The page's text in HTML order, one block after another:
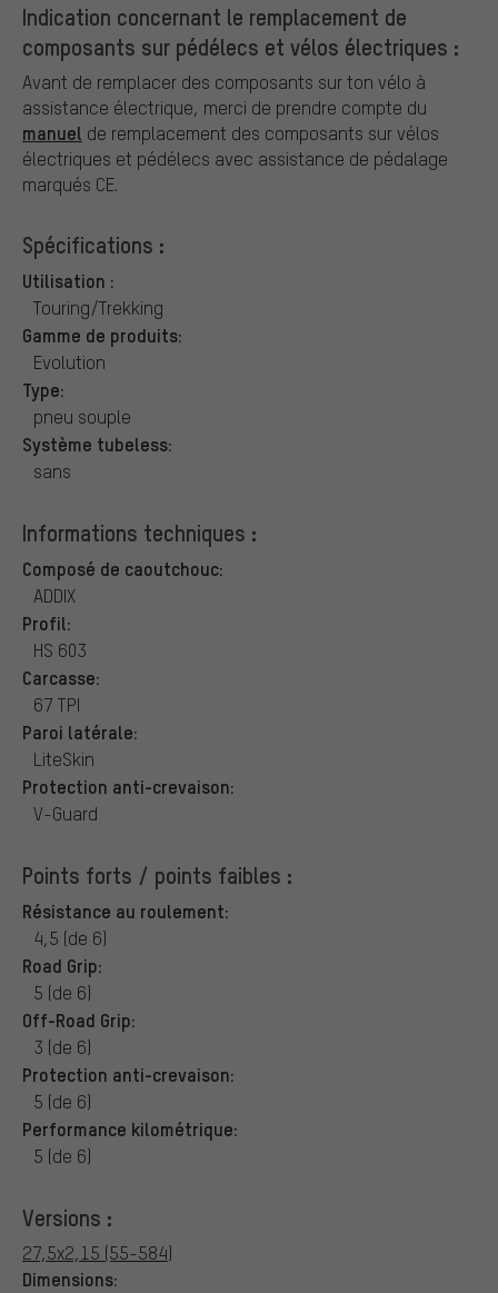
Indication concernant le remplacement de
composants sur pédélecs et vélos électriques :
Avant de remplacer des composants sur ton vélo à
assistance électrique, merci de prendre compte du
manuel de remplacement des composants sur vélos
électriques et pédélecs avec assistance de pédalage
marqués CE.
Spécifications :
Utilisation :
Touring/Trekking
Gamme de produits:
Evolution
Type:
pneu souple
Système tubeless:
sans
Informations techniques :
Composé de caoutchouc:
ADDIX
Profil:
HS 603
Carcasse:
67 TPI
Paroi latérale:
LiteSkin
Protection anti-crevaison:
V-Guard
Points forts / points faibles :
Résistance au roulement:
4,5 (de 6)
Road Grip:
5 (de 6)
Off-Road Grip:
3 (de 6)
Protection anti-crevaison:
5 (de 6)
Performance kilométrique:
5 (de 6)
Versions :
27,5x2,15 (55-584)
Dimensions: